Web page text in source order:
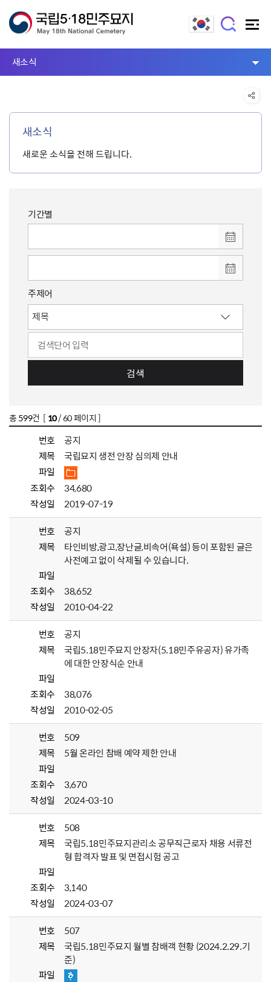
새소식
새소식
새로운 소식을 전해 드립니다.
기간별
주제어
검색
총 599건 [ 10/ 60 페이지 ]
번호
공지
제목
국립묘지 생전 안장 심의제 안내
파일
조회수
34,680
작성일
2019-07-19
번호
공지
제목
타인비방,광고,장난글,비속어(욕설) 등이 포함된 글은
사전예고 없이 삭제될 수 있습니다.
파일
조회수
38,652
작성일
2010-04-22
번호
공지
제목
국립5.18민주묘지 안장자(5.18민주유공자) 유가족
에 대한 안장식순 안내
파일
조회수
38,076
작성일
2010-02-05
번호
509
제목
5월 온라인 참배 예약 제한 안내
파일
조회수
3,670
작성일
2024-03-10
번호
508
제목
국립5.18민주묘지관리소 공무직근로자 채용 서류전
형 합격자 발표 및 면접시험 공고
파일
조회수
3,140
작성일
2024-03-07
번호
507
제목
국립5.18민주묘지 월별 참배객 현황 (2024.2.29.기
준)
파일